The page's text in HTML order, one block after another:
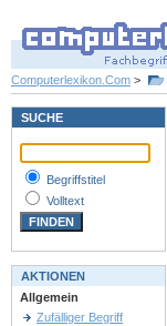
Computerlexikon.Com >
SUCHE
Begriffstitel
Volltext
AKTIONEN
Allgemein
Zufälliger Begriff